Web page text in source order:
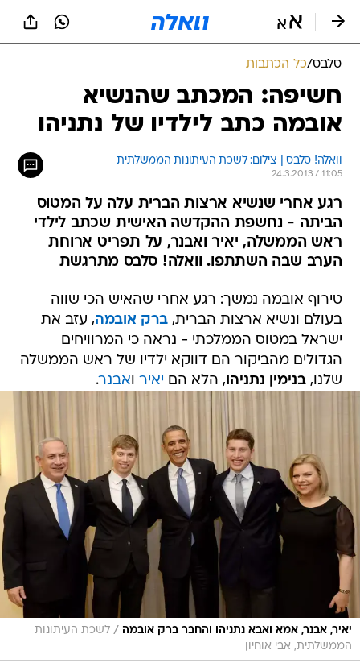
סלבס/כל הכתבות
חשיפה: המכתב שהנשיא
אובמה כתב לילדיו של נתניהו
וואלה! סלבס | צילום: לשכת העיתונות הממשלתית
24.3.2013 / 11:05
רגע אחרי שנשיא ארצות הברית עלה על המטוס
הביתה - נחשפת ההקדשה האישית שכתב לילדי
ראש הממשלה, יאיר ואבנר, על תפריט ארוחת
הערב שבה השתתפו. וואלה! סלבס מתרגשת
טירוף אובמה נמשך: רגע אחרי שהאיש הכי שווה
בעולם ונשיא ארצות הברית,ברק אובמה, עזב את
ישראל במטוס הממלכתי - נראה כי המרוויחים
הגדולים מהביקור הם דווקא ילדיו של ראש הממשלה
שלנו,בנימין נתניהו, הלא הם יאיר ואבנר.
יאיר, אבנר, אמא ואבא נתניהו והחבר ברק אובמה / לשכת העיתונות
הממשלתית, אבי אוחיון